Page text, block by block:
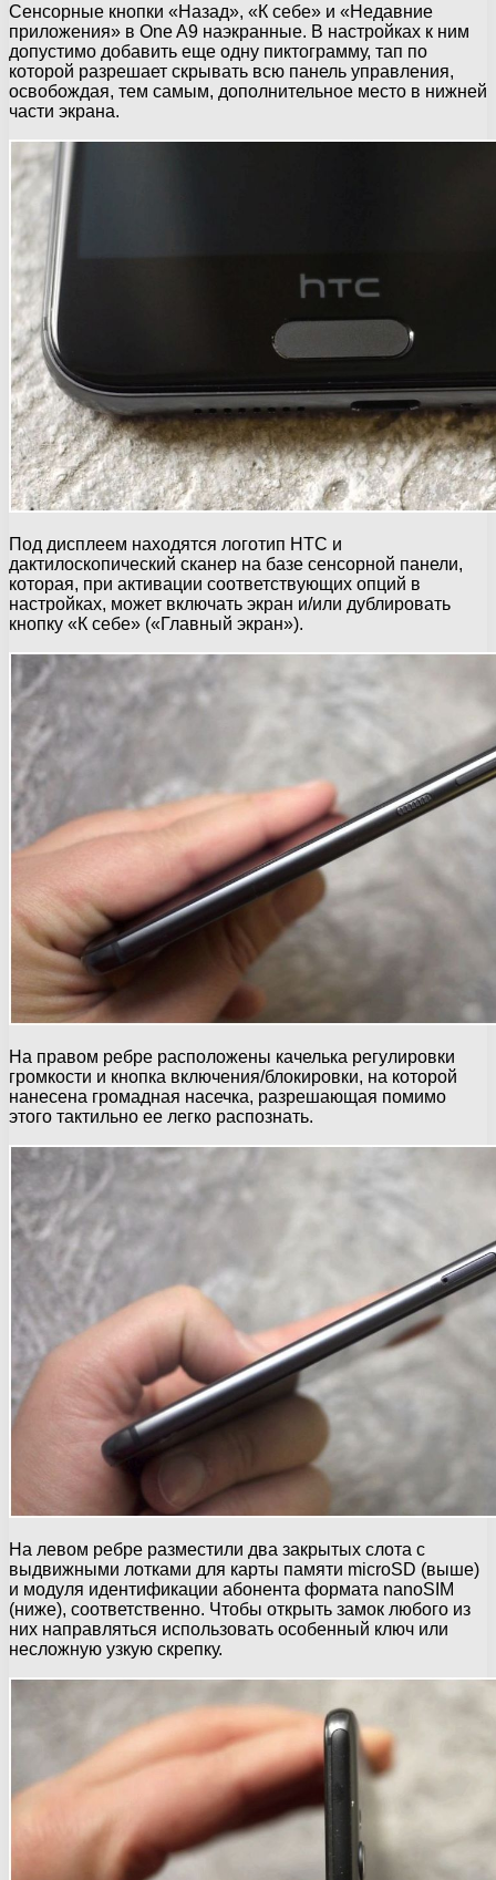
Сенсорные кнопки «Назад», «К себе» и «Недавние
приложения» в One A9 наэкранные. В настройках к ним
допустимо добавить еще одну пиктограмму, тап по
которой разрешает скрывать всю панель управления,
освобождая, тем самым, дополнительное место в нижней
части экрана.
Под дисплеем находятся логотип HTC и
дактилоскопический сканер на базе сенсорной панели,
которая, при активации соответствующих опций в
настройках, может включать экран и/или дублировать
кнопку «К себе» («Главный экран»).
На правом ребре расположены качелька регулировки
громкости и кнопка включения/блокировки, на которой
нанесена громадная насечка, разрешающая помимо
этого тактильно ее легко распознать.
На левом ребре разместили два закрытых слота с
выдвижными лотками для карты памяти microSD (выше)
и модуля идентификации абонента формата nanoSIM
(ниже), соответственно. Чтобы открыть замок любого из
них направляться использовать особенный ключ или
несложную узкую скрепку.